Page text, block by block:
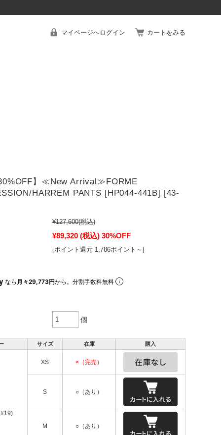
マイページへログイン カートをみる
】≪New Arrival≫FORME
HARREM PANTS [HP044-441B] [43-
¥127,600(税込)
¥89,320 (税込) 30%OFF
[ポイント還元 1,786ポイント～]
なら 月々29,773円から。分割手数料無料
個
サイズ 在庫 購入
XS ×（完売）
S ○（あり）
M ○（あり）